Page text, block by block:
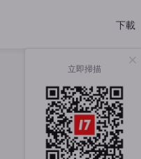
下載
立即掃描